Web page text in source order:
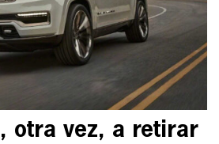
otra vez, a retirar